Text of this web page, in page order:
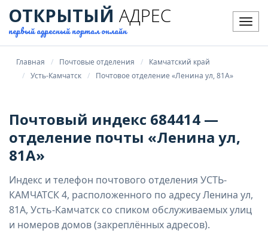
ОТКРЫТЫЙ АДРЕС
первый адресный портал онлайн
Главная Почтовые отделения
Камчатский край
Усть-Камчатск
Почтовое отделение «Ленина ул, 81А»
Почтовый индекс 684414 —
отделение почты «Ленина ул,
81А»
Индекс и телефон почтового отделения УСТЬ-
КАМЧАТСК 4, расположенного по адресу Ленина ул,
81А, Усть-Камчатск со спиком обслуживаемых улиц
и номеров домов (закреплённых адресов).